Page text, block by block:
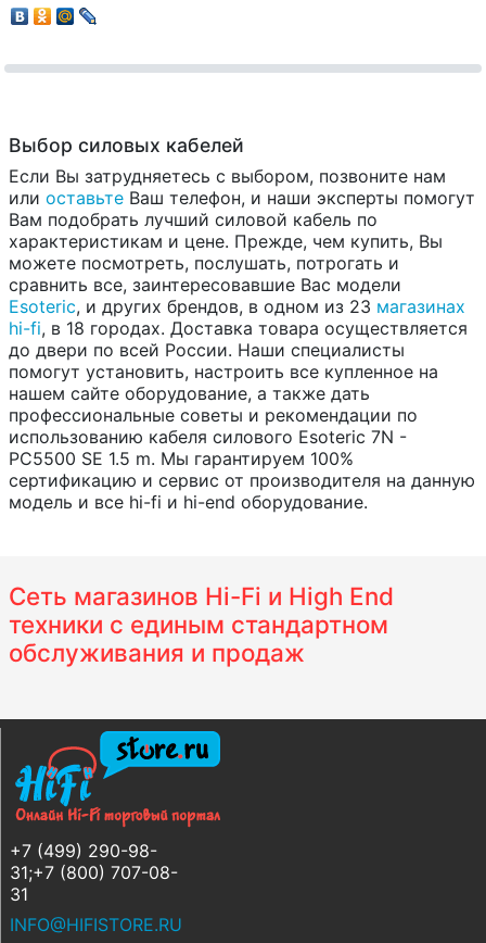
Выбор силовых кабелей
Если Вы затрудняетесь с выбором, позвоните нам
или оставьте Ваш телефон, и наши эксперты помогут
Вам подобрать лучший силовой кабель по
характеристикам и цене. Прежде, чем купить, Вы
можете посмотреть, послушать, потрогать и
сравнить все, заинтересовавшие Вас модели
Esoteric, и других брендов, в одном из 23 магазинах
hi-fi, в 18 городах. Доставка товара осуществляется
до двери по всей России. Наши специалисты
помогут установить, настроить все купленное на
нашем сайте оборудование, а также дать
профессиональные советы и рекомендации по
использованию кабеля силового Esoteric 7N -
PC5500 SE 1.5 m. Мы гарантируем 100%
сертификацию и сервис от производителя на данную
модель и все hi-fi и hi-end оборудование.
Сеть магазинов Hi-Fi и High End
техники с единым стандартном
обслуживания и продаж
+7 (499) 290-98-
31;+7 (800) 707-08-
31
INFO@HIFISTORE.RU